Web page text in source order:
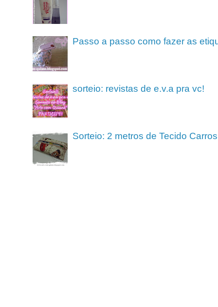
Passo a passo como fazer as
sorteio: revistas de e.v.a pra vc!
Sorteio: 2 metros de Tecido Carros